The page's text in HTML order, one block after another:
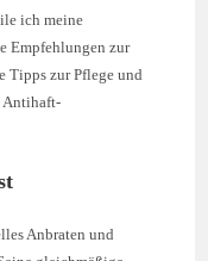
ich meine
Empfehlungen zur
Tipps zur Pflege und
Antihaft-
Anbraten und